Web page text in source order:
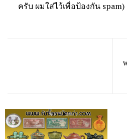
ครับ ผมใส่ไว้เพื่อป้องกัน spam)